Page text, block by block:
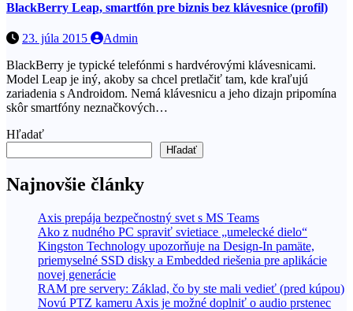
BlackBerry Leap, smartfón pre biznis bez klávesnice (profil)
23. júla 2015
Admin
BlackBerry je typické telefónmi s hardvérovými klávesnicami.
Model Leap je iný, akoby sa chcel pretlačiť tam, kde kraľujú
zariadenia s Androidom. Nemá klávesnicu a jeho dizajn pripomína
skôr smartfóny neznačkových…
Hľadať
Hľadať
Najnovšie články
Axis prepája bezpečnostný svet s MS Teams
Ako z nudného PC spraviť svietiace „umelecké dielo“
Kingston Technology upozorňuje na Design-In pamäte,
priemyselné SSD disky a Embedded riešenia pre aplikácie
novej generácie
RAM pre servery: Základ, čo by ste mali vedieť (pred kúpou)
Novú PTZ kameru Axis je možné doplniť o audio prstenec